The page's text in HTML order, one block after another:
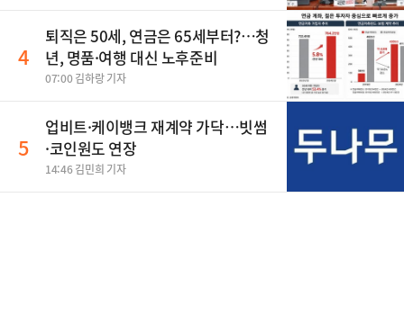
4
퇴직은 50세, 연금은 65세부터?…청
년, 명품·여행 대신 노후준비
07:00 김하랑 기자
5
업비트·케이뱅크 재계약 가닥…빗썸
·코인원도 연장
14:46 김민희 기자